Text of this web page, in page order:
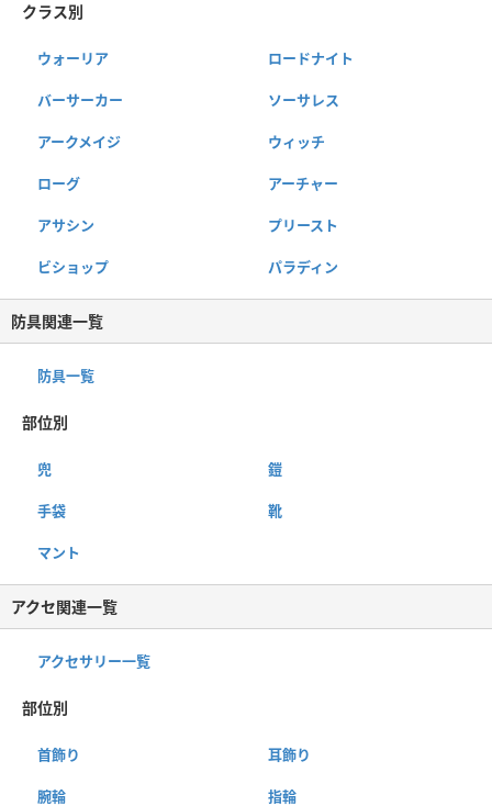
クラス別
ウォーリア ロードナイト
バーサーカー ソーサレス
アークメイジ ウィッチ
ローグ アーチャー
アサシン プリースト
ビショップ パラディン
防具関連一覧
防具一覧
部位別
兜 鎧
手袋 靴
マント
アクセ関連一覧
アクセサリー一覧
部位別
首飾り 耳飾り
腕輪 指輪